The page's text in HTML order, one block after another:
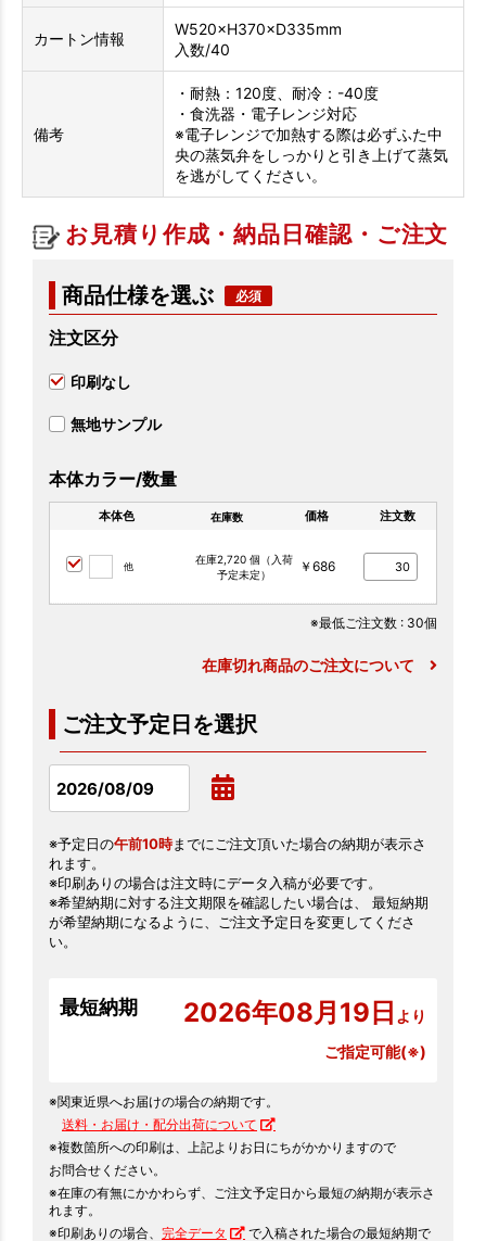
カートン情報
W520×H370×D335mm
入数/40
備考
・耐熱：120度、耐冷：-40度
・食洗器・電子レンジ対応
※電子レンジで加熱する際は必ずふた中
央の蒸気弁をしっかりと引き上げて蒸気
を逃がしてください。
お見積り作成・納品日確認・ご注文
商品仕様を選ぶ
注文区分
印刷なし
無地サンプル
本体カラー/数量
本体色 在庫数 価格 注文数
他
在庫2,720 個（入荷
予定未定）
￥686
※最低ご注文数 : 30個
在庫切れ商品のご注文について
ご注文予定日を選択
※予定日の午前10時までにご注文頂いた場合の納期が表示さ
れます。
※印刷ありの場合は注文時にデータ入稿が必要です。
※希望納期に対する注文期限を確認したい場合は、 最短納期
が希望納期になるように、ご注文予定日を変更してくださ
い。
最短納期 2026年08月19日 より
ご指定可能(※)
※関東近県へお届けの場合の納期です。
送料・お届け・配分出荷について
※複数箇所への印刷は、上記よりお日にちがかかりますので
お問合せください。
※在庫の有無にかかわらず、ご注文予定日から最短の納期が表示さ
れます。
※印刷ありの場合、 完全データ で入稿された場合の最短納期で